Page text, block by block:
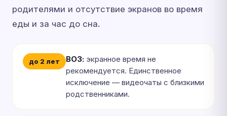
родителями и отсутствие экранов во время
еды и за час до сна.
до 2 лет ВОЗ: экранное время не
рекомендуется. Единственное
исключение — видеочаты с близкими
родственниками.